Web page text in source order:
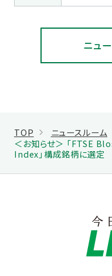
ニュ
TOP ニュースルーム
＜お知らせ＞ 「FTSE
Index」構成銘柄に選定